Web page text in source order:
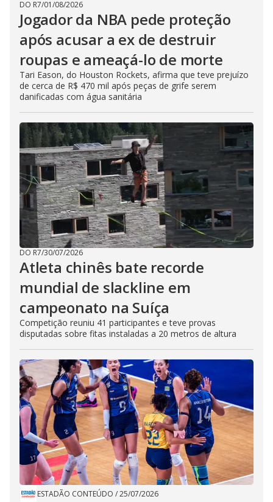
DO R7/01/08/2026
Jogador da NBA pede proteção
após acusar a ex de destruir
roupas e ameaçá-lo de morte
Tari Eason, do Houston Rockets, afirma que teve prejuízo
de cerca de R$ 470 mil após peças de grife serem
danificadas com água sanitária
DO R7/30/07/2026
Atleta chinês bate recorde
mundial de slackline em
campeonato na Suíça
Competição reuniu 41 participantes e teve provas
disputadas sobre fitas instaladas a 20 metros de altura
ESTADÃO CONTEÚDO /25/07/2026